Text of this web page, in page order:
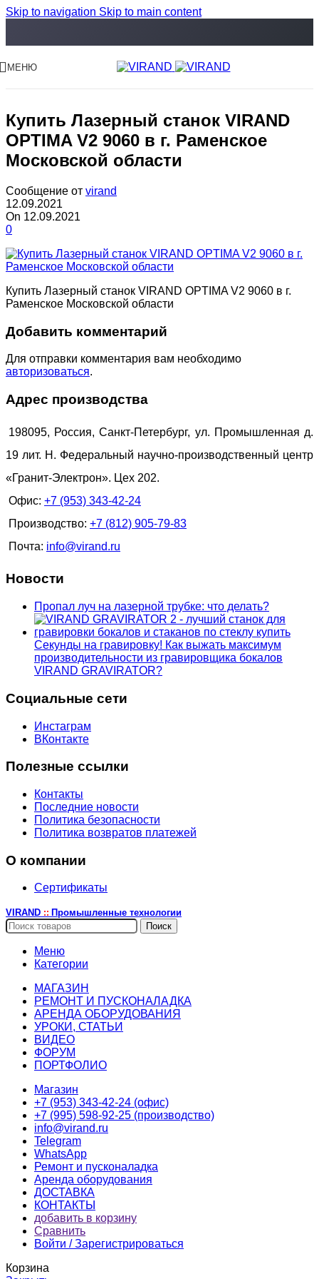
Skip to navigation Skip to main content
МЕНЮ
Купить Лазерный станок VIRAND
OPTIMA V2 9060 в г. Раменское
Московской области
Сообщение от virand
12.09.2021
On 12.09.2021
0
Купить Лазерный станок VIRAND OPTIMA V2 9060 в г.
Раменское Московской области
Добавить комментарий
Для отправки комментария вам необходимо
авторизоваться.
Адрес производства
198095, Россия, Санкт-Петербург, ул. Промышленная д.
19 лит. Н. Федеральный научно-производственный центр
«Гранит-Электрон». Цех 202.
Офис: +7 (953) 343-42-24
Производство: +7 (812) 905-79-83
Почта: info@virand.ru
Новости
Пропал луч на лазерной трубке: что делать?
Секунды на гравировку! Как выжать максимум
производительности из гравировщика бокалов
VIRAND GRAVIRATOR?
Социальные сети
Инстаграм
ВКонтакте
Полезные ссылки
Контакты
Последние новости
Политика безопасности
Политика возвратов платежей
О компании
Сертификаты
VIRAND :: Промышленные технологии
Поиск
Меню
Категории
МАГАЗИН
РЕМОНТ И ПУСКОНАЛАДКА
АРЕНДА ОБОРУДОВАНИЯ
УРОКИ, СТАТЬИ
ВИДЕО
ФОРУМ
ПОРТФОЛИО
Магазин
+7 (953) 343-42-24 (офис)
+7 (995) 598-92-25 (производство)
info@virand.ru
Telegram
WhatsApp
Ремонт и пусконаладка
Аренда оборудования
ДОСТАВКА
КОНТАКТЫ
добавить в корзину
Сравнить
Войти / Зарегистрироваться
Корзина